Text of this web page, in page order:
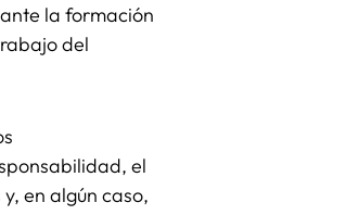
la formación
del
el
en algún caso,